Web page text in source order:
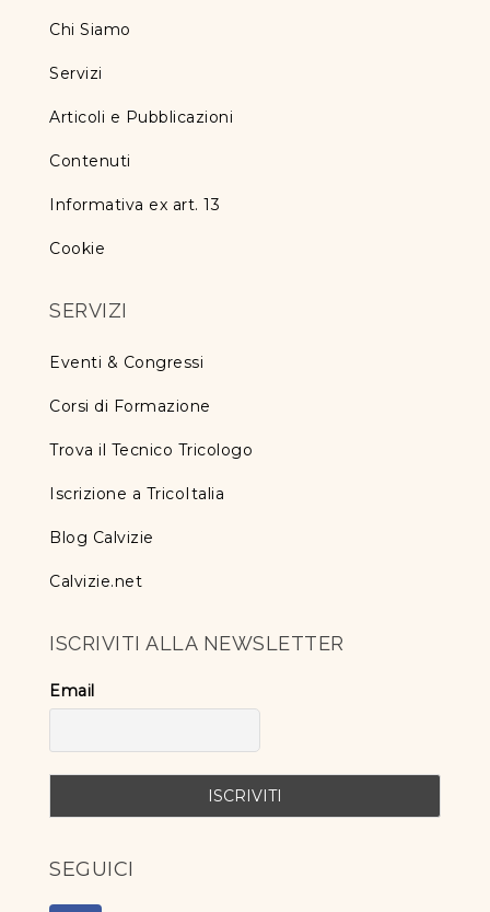
Chi Siamo
Servizi
Articoli e Pubblicazioni
Contenuti
Informativa ex art. 13
Cookie
SERVIZI
Eventi & Congressi
Corsi di Formazione
Trova il Tecnico Tricologo
Iscrizione a TricoItalia
Blog Calvizie
Calvizie.net
ISCRIVITI ALLA NEWSLETTER
Email
SEGUICI